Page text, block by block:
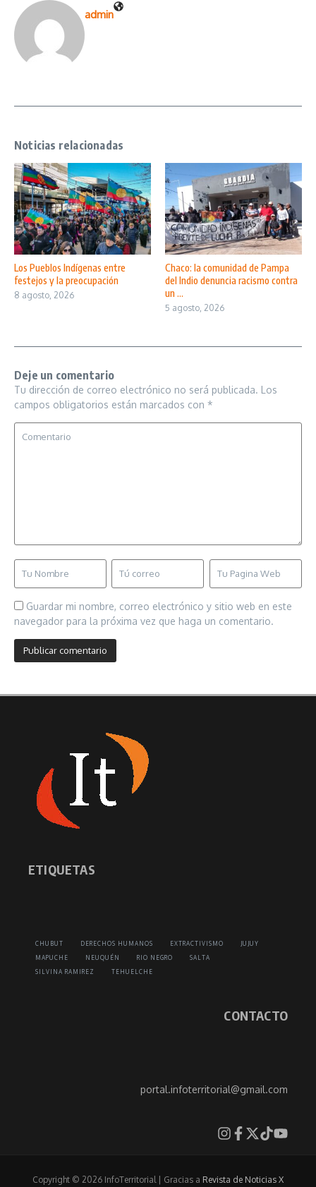
admin
Noticias relacionadas
Los Pueblos Indígenas entre
festejos y la preocupación
8 agosto, 2026
Chaco: la comunidad de Pampa
del Indio denuncia racismo contra
un ...
5 agosto, 2026
Deje un comentario
Tu dirección de correo electrónico no será publicada. Los
campos obligatorios están marcados con *
Guardar mi nombre, correo electrónico y sitio web en este
navegador para la próxima vez que haga un comentario.
ETIQUETAS
CHUBUT DERECHOS HUMANOS EXTRACTIVISMO
JUJUY
MAPUCHE
NEUQUÉN RIO NEGRO
SALTA
SILVINA RAMIREZ
TEHUELCHE
CONTACTO
portal.infoterritorial@gmail.com
Copyright © 2026 InfoTerritorial | Gracias a Revista de Noticias X